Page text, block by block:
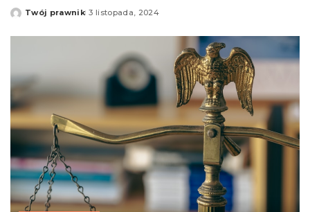
Opublikowane
Twój prawnik 3 listopada, 2024